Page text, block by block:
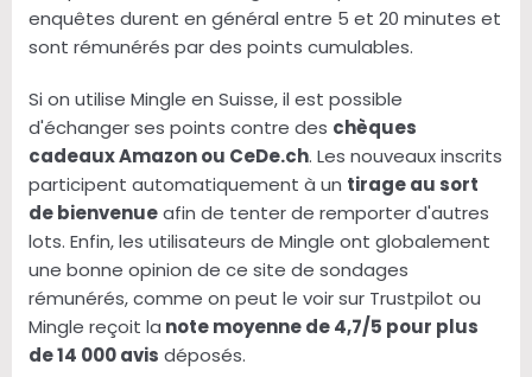
enquêtes durent en général entre 5 et 20 minutes et
sont rémunérés par des points cumulables.
Si on utilise Mingle en Suisse, il est possible
d'échanger ses points contre des chèques
cadeaux Amazon ou CeDe.ch. Les nouveaux inscrits
participent automatiquement à un tirage au sort
de bienvenueafin de tenter de remporter d'autres
lots. Enfin, les utilisateurs de Mingle ont globalement
une bonne opinion de ce site de sondages
rémunérés, comme on peut le voir sur Trustpilot ou
Mingle reçoit la note moyenne de 4,7/5 pour plus
de 14 000 avis déposés.